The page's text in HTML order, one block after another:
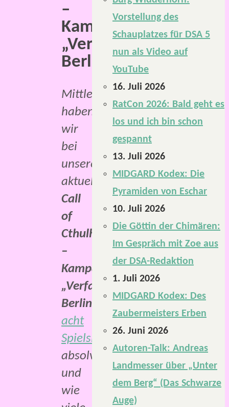
–
Kampagne,
„Verfallenes
Berlin“.
Mittlerweile
haben
wir
bei
unserer
aktuellen
Call
of
Cthulhu
–
Kampagne,
„Verfallenes
Berlin“
acht
Spielsitzungen
absolviert
und
wie
Vorstellung des
Schauplatzes für DSA 5
nun als Video auf
YouTube
16. Juli 2026
RatCon 2026: Bald geht es
los und ich bin schon
gespannt
13. Juli 2026
MIDGARD Kodex: Die
Pyramiden von Eschar
10. Juli 2026
Die Göttin der Chimären:
Im Gespräch mit Zoe aus
der DSA-Redaktion
1. Juli 2026
MIDGARD Kodex: Des
Zaubermeisters Erben
26. Juni 2026
Autoren-Talk: Andreas
Landmesser über „Unter
dem Berg“ (Das Schwarze
Auge)